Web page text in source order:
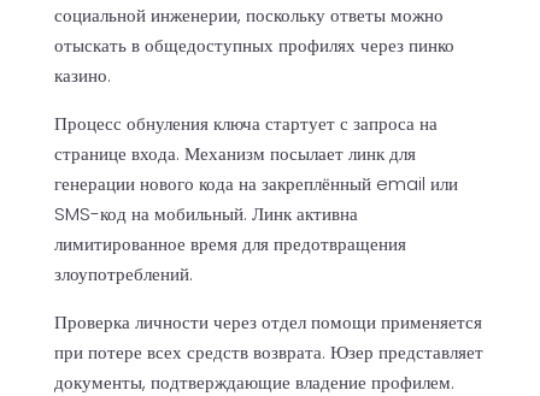
социальной инженерии, поскольку ответы можно
отыскать в общедоступных профилях через пинко
казино.
Процесс обнуления ключа стартует с запроса на
странице входа. Механизм посылает линк для
генерации нового кода на закреплённый email или
SMS-код на мобильный. Линк активна
лимитированное время для предотвращения
злоупотреблений.
Проверка личности через отдел помощи применяется
при потере всех средств возврата. Юзер представляет
документы, подтверждающие владение профилем.